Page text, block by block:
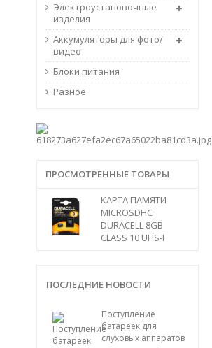
Электроустановочные
изделия
Аккумуляторы для фото/
видео
Блоки питания
Разное
ПРОСМОТРЕННЫЕ ТОВАРЫ
КАРТА ПАМЯТИ
MICROSDHC
DURACELL 8GB
CLASS 10 UHS-I
ПОСЛЕДНИЕ НОВОСТИ
Поступление
батареек для
слуховых аппаратов